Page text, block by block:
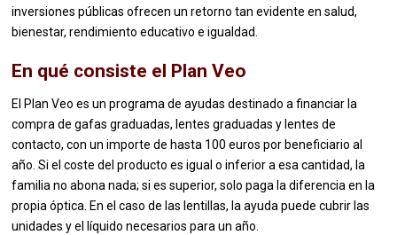
inversiones públicas ofrecen un retorno tan evidente en salud,
bienestar, rendimiento educativo e igualdad.
En qué consiste el Plan Veo
El Plan Veo es un programa de ayudas destinado a financiar la
compra de gafas graduadas, lentes graduadas y lentes de
contacto, con un importe de hasta 100 euros por beneficiario al
año. Si el coste del producto es igual o inferior a esa cantidad, la
familia no abona nada; si es superior, solo paga la diferencia en la
propia óptica. En el caso de las lentillas, la ayuda puede cubrir las
unidades y el líquido necesarios para un año.